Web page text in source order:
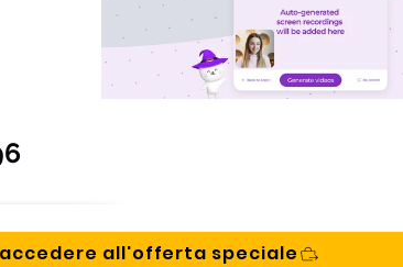
all'offerta speciale